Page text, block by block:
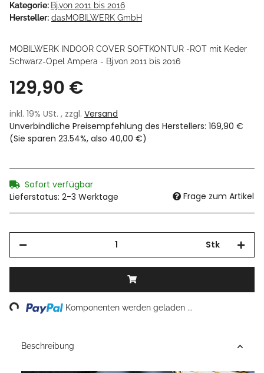
Kategorie: Bj.von 2011 bis 2016
Hersteller: dasMOBILWERK GmbH
MOBILWERK INDOOR COVER SOFTKONTUR -ROT mit Keder
Schwarz-Opel Ampera - Bj.von 2011 bis 2016
129,90 €
inkl. 19% USt. , zzgl. Versand
Unverbindliche Preisempfehlung des Herstellers: 169,90 €
(Sie sparen 23.54%, also 40,00 €)
Sofort verfügbar
Lieferstatus: 2-3 Werktage
Frage zum Artikel
Stk
Loading... Komponenten werden geladen ...
Beschreibung